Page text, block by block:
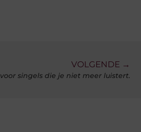
VOLGENDE →
singels die je niet meer luistert.